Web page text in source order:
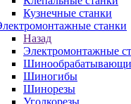
Кузнечные станки
станки
Назад
Электромонтажные
Шиногибы
Шинорезы
Уголкорезы